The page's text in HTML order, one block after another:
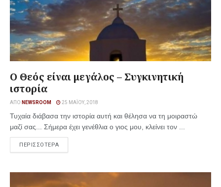
Ο Θεός είναι μεγάλος – Συγκινητική
ιστορία
ΑΠΌ NEWSROOM 25 ΜΑΪ́ΟΥ, 2018
Τυχαία διάβασα την ιστορία αυτή και θέλησα να τη μοιραστώ
μαζί σας... Σήμερα έχει γενέθλια ο γιος μου, κλείνει τον ...
ΠΕΡΙΣΣΟΤΕΡΑ